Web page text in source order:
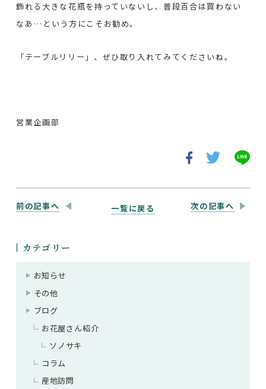
飾れる大きな花瓶を持っていないし、普段百合は買わない
なあ…という方にこそお勧め。
「テーブルリリー」、ぜひ取り入れてみてくださいね。
営業企画部
前の記事へ 一覧に戻る 次の記事へ
カテゴリー
お知らせ
その他
ブログ
お花屋さん紹介
ソノサキ
コラム
産地訪問